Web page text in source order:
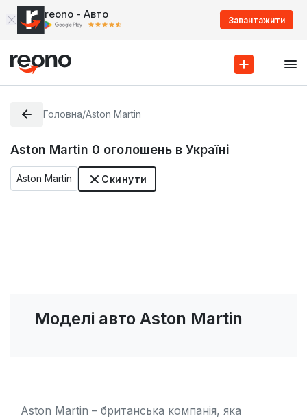
reono - Авто Завантажити
Головна/Aston Martin
Aston Martin 0 оголошень в Україні
Aston Martin Скинути
Моделі авто Aston Martin
Aston Martin – британська компанія, яка